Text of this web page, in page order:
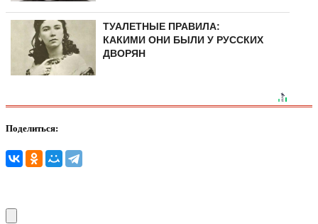
ТУАЛЕТНЫЕ ПРАВИЛА:
КАКИМИ ОНИ БЫЛИ У РУССКИХ
ДВОРЯН
Поделиться: